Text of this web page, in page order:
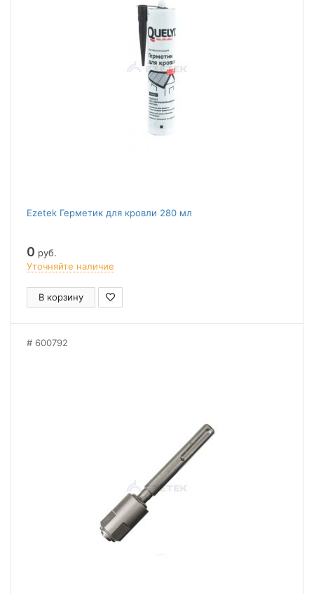
Ezetek Герметик для кровли 280 мл
0 руб.
Уточняйте наличие
В корзину
600792